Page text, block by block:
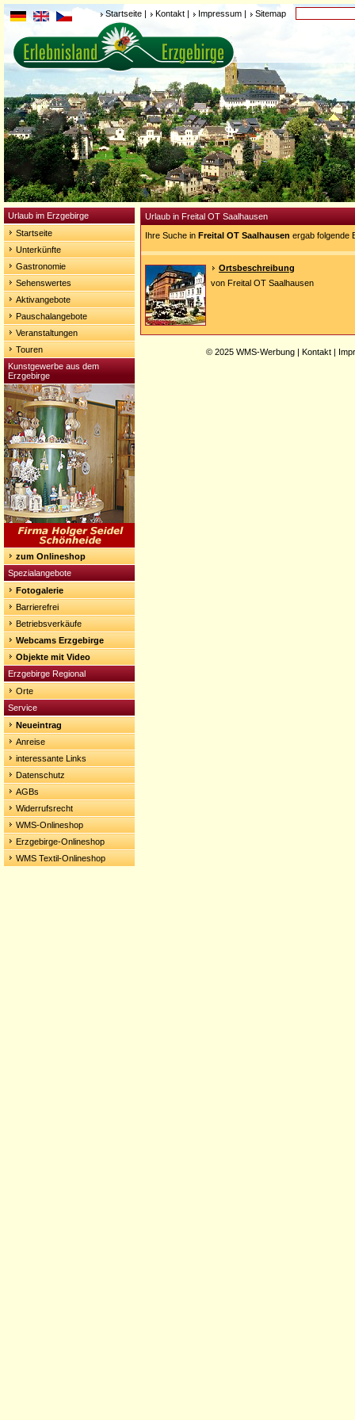
Startseite | Kontakt | Impressum | Sitemap
Urlaub im Erzgebirge
Startseite
Unterkünfte
Gastronomie
Sehenswertes
Aktivangebote
Pauschalangebote
Veranstaltungen
Touren
Kunstgewerbe aus dem
Erzgebirge
zum Onlineshop
Spezialangebote
Fotogalerie
Barrierefrei
Betriebsverkäufe
Webcams Erzgebirge
Objekte mit Video
Erzgebirge Regional
Orte
Service
Neueintrag
Anreise
interessante Links
Datenschutz
AGBs
Widerrufsrecht
WMS-Onlineshop
Erzgebirge-Onlineshop
WMS Textil-Onlineshop
Urlaub in Freital OT Saalhausen
Ihre Suche in Freital OT Saalhausen ergab folgende
Ortsbeschreibung
von Freital OT Saalhausen
© 2025 WMS-Werbung | Kontakt |